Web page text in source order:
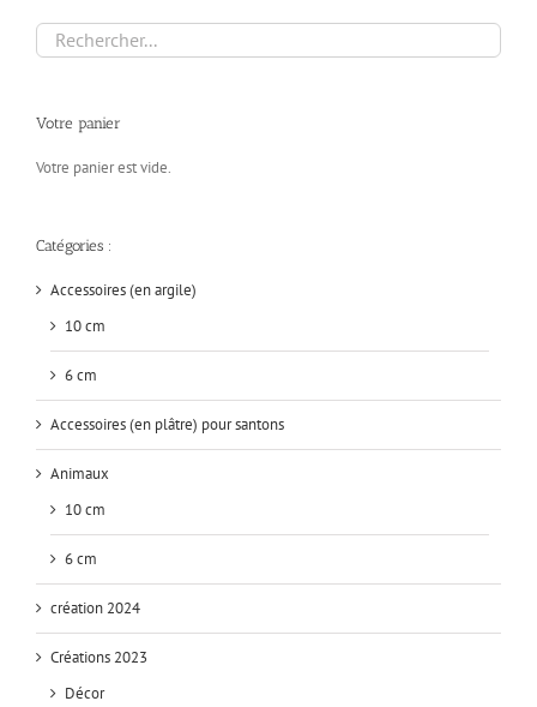
Votre panier
Votre panier est vide.
Catégories :
Accessoires (en argile)
10 cm
6 cm
Accessoires (en plâtre) pour santons
Animaux
10 cm
6 cm
création 2024
Créations 2023
Décor